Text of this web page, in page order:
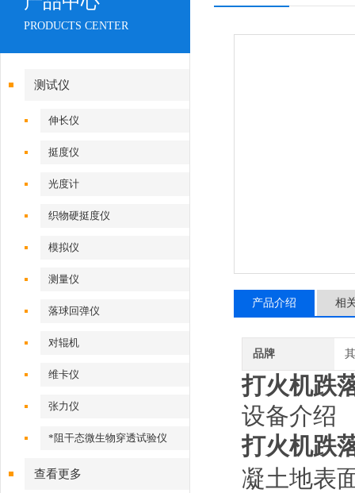
PRODUCTS CENTER
测试仪
伸长仪
挺度仪
光度计
织物硬挺度仪
模拟仪
测量仪
落球回弹仪
对辊机
维卡仪
张力仪
*阻干态微生物穿透试验仪
查看更多
产品介绍 相
品牌
打火机跌
设备介绍
打火机跌
凝土地表